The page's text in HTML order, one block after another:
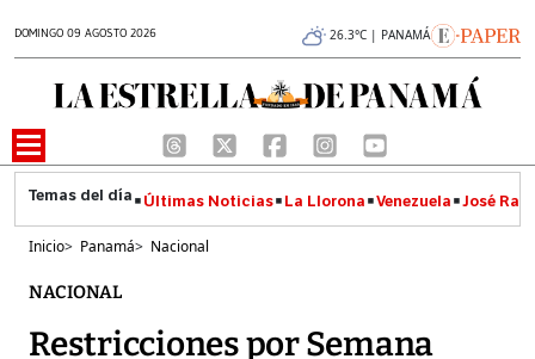
DOMINGO 09 AGOSTO 2026 26.3°C | PANAMÁ
Últimas Noticias La Llorona Venezuela José
Inicio> Panamá> Nacional
NACIONAL
Restricciones por Semana